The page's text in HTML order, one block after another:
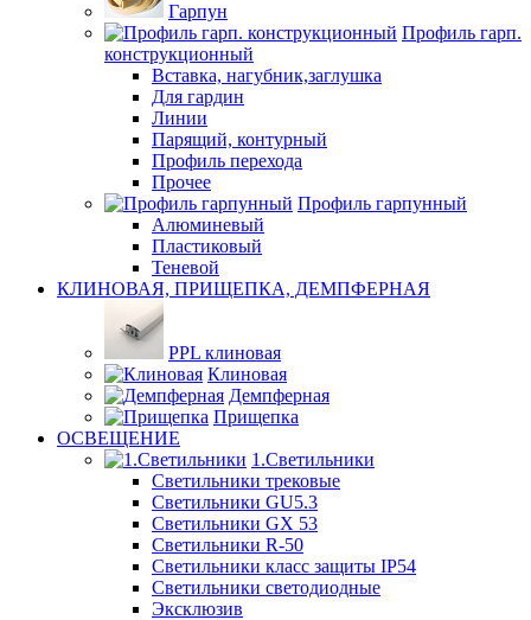
Гарпун
Профиль гарп.
конструкционный
Вставка, нагубник,заглушка
Для гардин
Линии
Парящий, контурный
Профиль перехода
Прочее
Профиль гарпунный
Алюминевый
Пластиковый
Теневой
КЛИНОВАЯ, ПРИЩЕПКА, ДЕМПФЕРНАЯ
PPL клиновая
Клиновая
Демпферная
Прищепка
ОСВЕЩЕНИЕ
1.Светильники
Светильники трековые
Светильники GU5.3
Светильники GX 53
Светильники R-50
Светильники класс защиты IP54
Светильники светодиодные
Эксклюзив